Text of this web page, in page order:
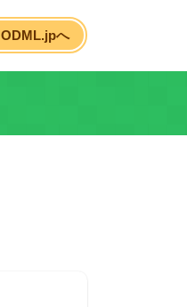
ODML.jpへ